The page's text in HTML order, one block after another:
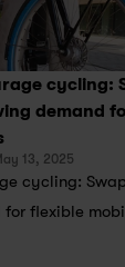
cycling:
demand
13, 2025
cycling:
flexible